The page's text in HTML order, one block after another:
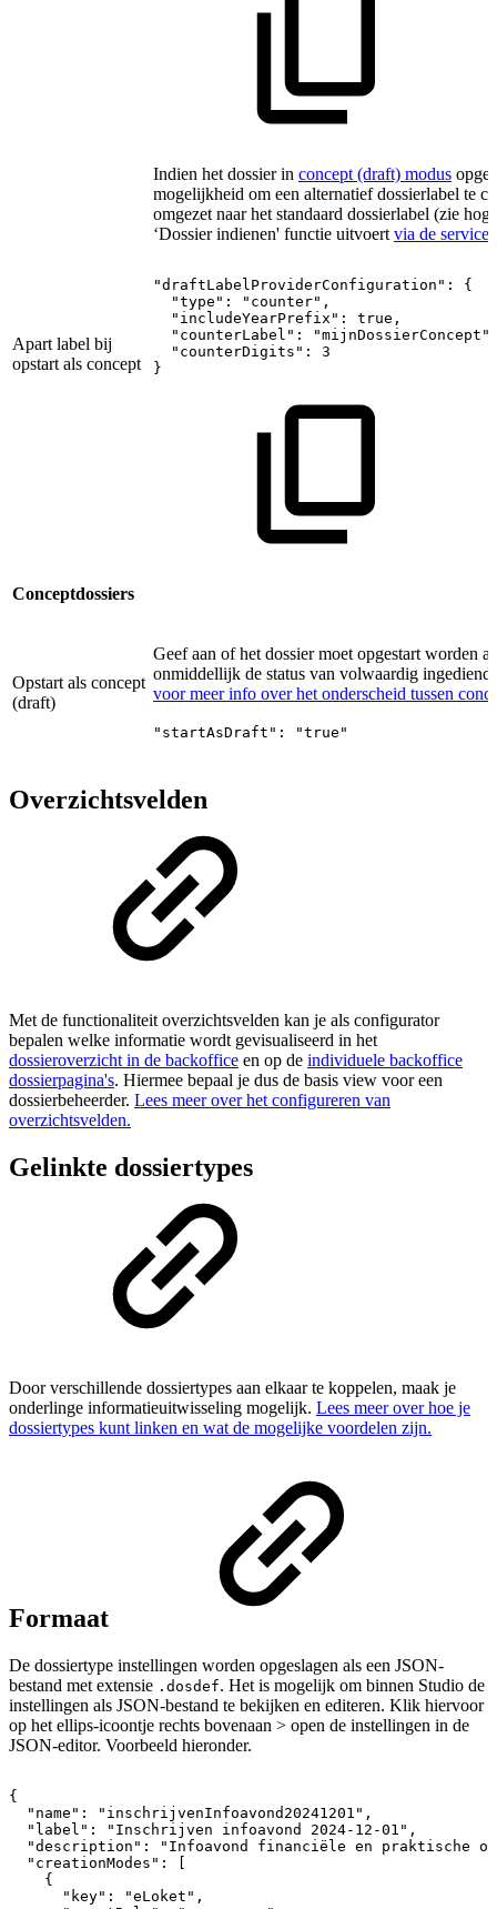
Apart label bij
opstart als concept
Indien het dossier in concept (draft) modus
mogelijkheid om een alternatief dossierlabel te
omgezet naar het standaard dossierlabel (zie
‘Dossier indienen' functie uitvoertvia de service
"draftLabelProviderConfiguration":
{
"type":
"counter",
"includeYearPrefix":
true,
"counterLabel":
"counterDigits":
3
}
Conceptdossiers
Opstart als concept
(draft)
Geef aan of het dossier moet opgestart worden
onmiddellijk de status van volwaardig
voor meer info over het onderscheid tussen
"startAsDraft": "true"
Overzichtsvelden
Met de functionaliteit overzichtsvelden kan je als configurator
bepalen welke informatie wordt gevisualiseerd in het
dossieroverzicht in de backoffice en op de individuele backoffice
dossierpagina's. Hiermee bepaal je dus de basis view voor een
dossierbeheerder. Lees meer over het configureren van
overzichtsvelden.
Gelinkte dossiertypes
Door verschillende dossiertypes aan elkaar te koppelen, maak je
onderlinge informatieuitwisseling mogelijk. Lees meer over hoe je
dossiertypes kunt linken en wat de mogelijke voordelen zijn.
Formaat
De dossiertype instellingen worden opgeslagen als een JSON-
bestand met extensie .dosdef. Het is mogelijk om binnen Studio de
instellingen als JSON-bestand te bekijken en editeren. Klik hiervoor
op het ellips-icoontje rechts bovenaan > open de instellingen in de
JSON-editor. Voorbeeld hieronder.
{
"name":
"inschrijvenInfoavond20241201",
"label":
"Inschrijven infoavond
2024-12-01",
"description":
"Infoavond financiële en praktische
"creationModes":
{
"key":
"eLoket",